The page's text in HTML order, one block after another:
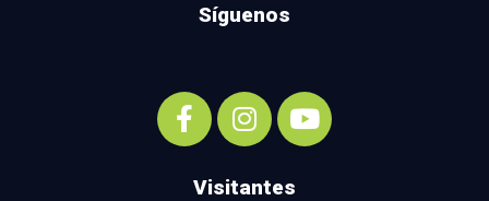
Síguenos
Visitantes